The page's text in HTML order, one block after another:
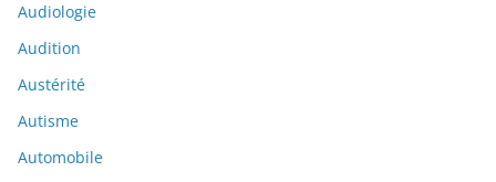
Audiologie
Audition
Austérité
Autisme
Automobile